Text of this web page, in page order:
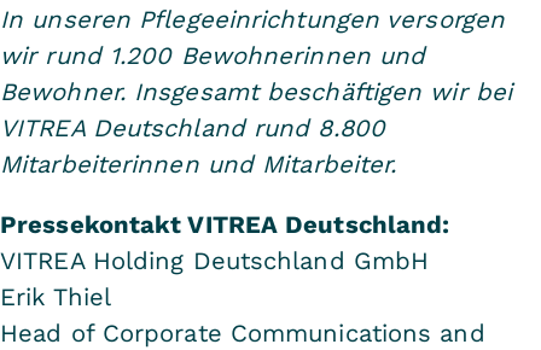
In unseren Pflegeeinrichtungen versorgen
wir rund 1.200 Bewohnerinnen und
Bewohner. Insgesamt beschäftigen wir bei
VITREA Deutschland rund 8.800
Mitarbeiterinnen und Mitarbeiter.
Pressekontakt VITREA Deutschland:
VITREA Holding Deutschland GmbH
Erik Thiel
Head of Corporate Communications and